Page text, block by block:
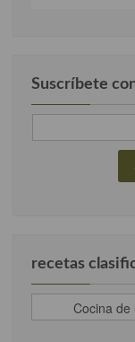
Suscríbete
recetas
clasificadas